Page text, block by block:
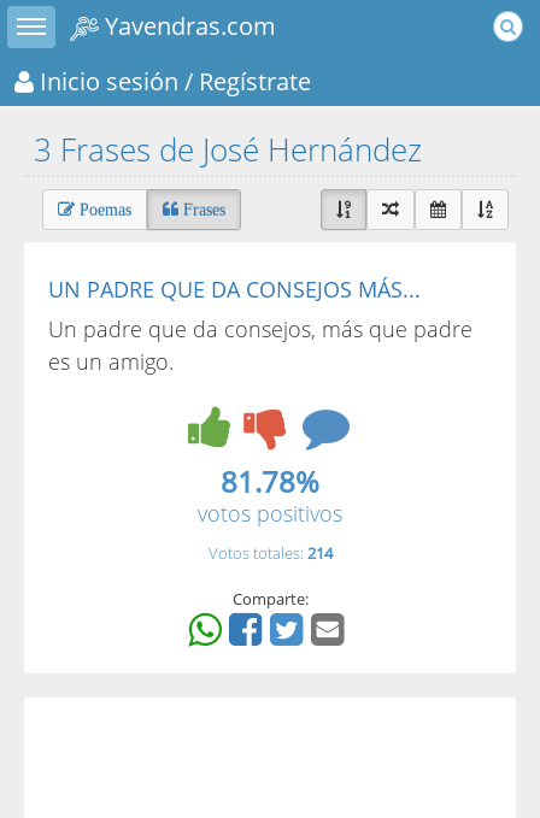
Toggle sidebar
Yavendras.com
Inicio sesión / Regístrate
3 Frases de José Hernández
Poemas Frases
UN PADRE QUE DA CONSEJOS MÁS...
Un padre que da consejos, más que padre
es un amigo.
81.78%
votos positivos
Votos totales: 214
Comparte: